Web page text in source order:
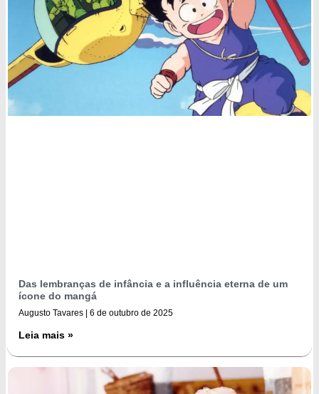
Das lembranças de infância e a influência eterna de um
ícone do mangá
Augusto Tavares 6 de outubro de 2025
Leia mais »